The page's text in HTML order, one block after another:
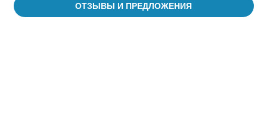
ОТЗЫВЫ И ПРЕДЛОЖЕНИЯ